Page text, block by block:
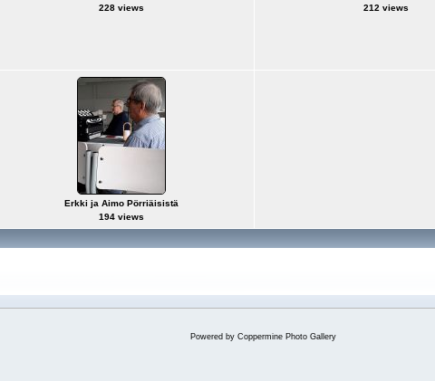
228 views
212 views
Erkki ja Aimo Pörriäisistä
194 views
Powered by Coppermine Photo Gallery